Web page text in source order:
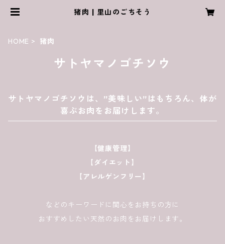
猪肉 | 里山のごちそう
HOME 猪肉
サトヤマノゴチソウ
サトヤマノゴチソウは、”美味しい”はもちろん、体が
喜ぶお肉をお届けします。
【健康管理】
【ダイエット】
【アレルゲンフリー】
などのキーワードに関心をお持ちの方に
おすすめしたい天然のお肉をお届けします。